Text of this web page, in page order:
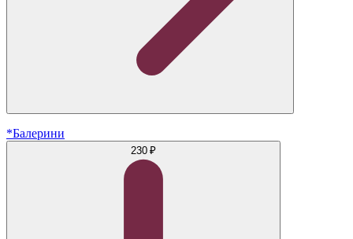
*Балерини
230 ₽